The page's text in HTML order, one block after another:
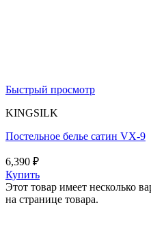
Быстрый просмотр
KINGSILK
Постельное белье сатин VX-9
6,390 ₽
Купить
Этот товар имеет несколько
на странице товара.